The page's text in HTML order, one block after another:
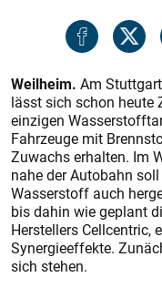
Weilheim. Am
lässt sich schon heute
einzigen
Fahrzeuge mit
Zuwachs erhalten. Im
nahe der Autobahn
Wasserstoff auch
bis dahin wie geplant
Herstellers Cellcentric,
Synergieeffekte.
sich stehen.